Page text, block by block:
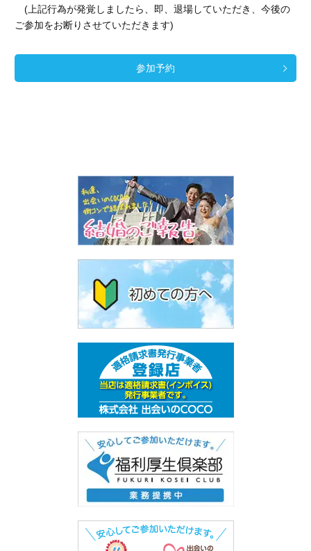
(上記行為が発覚しましたら、即、退場していただき、今後の
ご参加をお断りさせていただきます)
参加予約